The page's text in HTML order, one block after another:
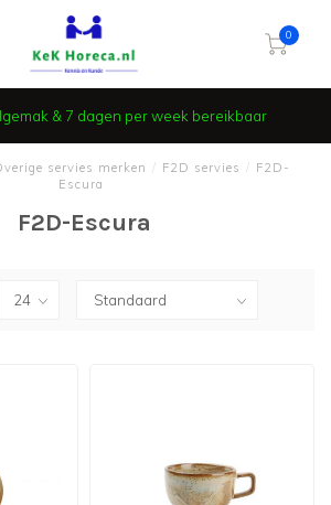
0
& 7 dagen per week bereikbaar
servies merken F2D servies
F2D-
Escura
F2D-Escura